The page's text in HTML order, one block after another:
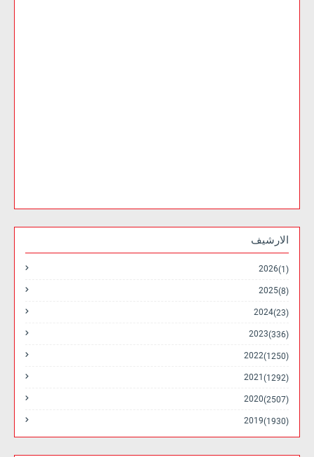
الارشيف
2026 (1)
2025 (8)
2024 (23)
2023 (336)
2022 (1250)
2021 (1292)
2020 (2507)
2019 (1930)